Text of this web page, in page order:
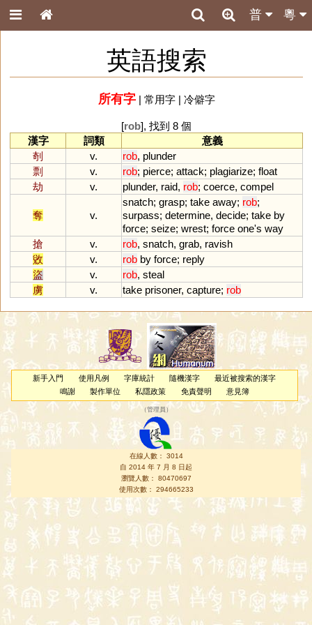
粵
普
英語搜索
所有字| 常用字| 冷僻字
[rob], 找到 8 個
漢字
詞類
意義
剞
v. rob, plunder
剽
v. rob; pierce; attack; plagiarize; float
劫
v. plunder, raid, rob; coerce, compel
奪 v.
snatch; grasp; take away; rob;
surpass; determine, decide; take by
force; seize; wrest; force one's way
搶
v. rob, snatch, grab, ravish
敓
v. rob by force; reply
盜
v. rob, steal
虜
v. take prisoner, capture; rob
新手入門 使用凡例 字庫統計 隨機漢字
最近被搜索的漢字
鳴謝
製作單位 私隱政策 免責聲明 意見簿
（管理員 ）
在線人數： 3014
自 2014 年 7 月 8 日起
瀏覽人數： 80470697
使用次數： 294665233